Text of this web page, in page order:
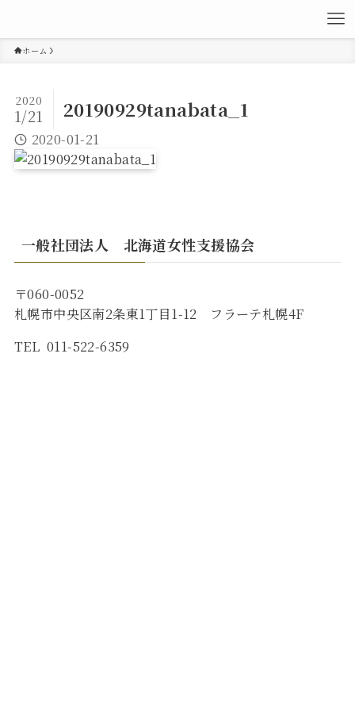
ホーム
20190929tanabata_1
2020
1/21
2020-01-21
一般社団法人 北海道女性支援協会
〒060-0052
札幌市中央区南2条東1丁目1-12 フラーテ札幌4F
TEL 011-522-6359